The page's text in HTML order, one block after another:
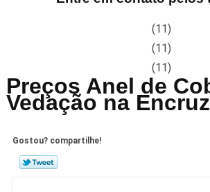
(11)
(11)
(11)
Preços Anel de
Vedação na
Gostou? compartilhe!